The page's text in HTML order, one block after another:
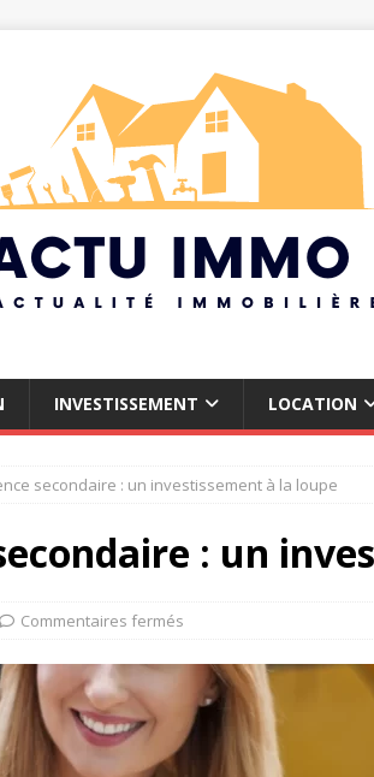
INVESTISSEMENT LOCATION
secondaire : un investissement à la loupe
: un
Commentaires fermés